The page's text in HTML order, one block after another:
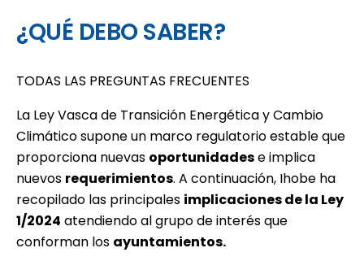
¿QUÉ DEBO SABER?
TODAS LAS PREGUNTAS FRECUENTES
La Ley Vasca de Transición Energética y Cambio
Climático supone un marco regulatorio estable que
proporciona nuevas oportunidadese implica
nuevos requerimientos. A continuación, Ihobe ha
recopilado las principales implicaciones de la Ley
1/2024 atendiendo al grupo de interés que
conforman los ayuntamientos.